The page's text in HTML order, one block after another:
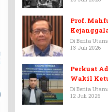
Prof.
Febrie
Di Berita
13 Juli 2026
Perkuat
Wakil
Resmi
Advokat
Di Berita
12 Juli 2026